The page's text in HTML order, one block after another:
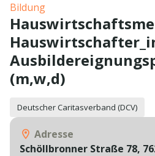
Bildung
(m,w,d)
Deutscher Caritasverband (DCV)
Adresse
Schöllbronner Straße 78,